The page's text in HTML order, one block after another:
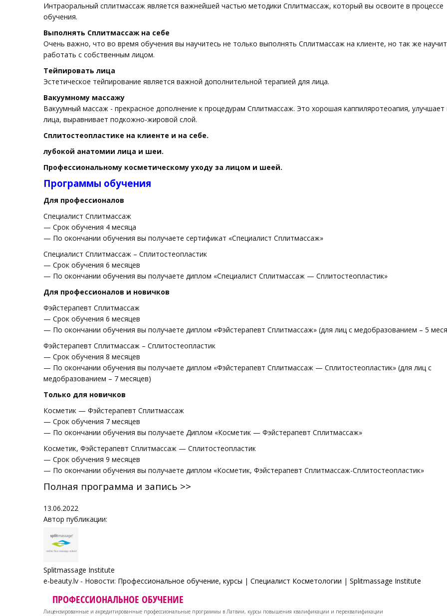
Интраоральный сплитмассаж является важнейшей частью методики Сплитмассаж, который вы освоите в процессе
обучения.
Выполнять Сплитмассаж на себе
Очень важно, что во время обучения вы научитесь не только выполнять Сплитмассаж на клиенте, но так же
работать с собственным лицом.
Тейпировать лица
Эстетическое тейпирование является важной дополнительной терапией для лица.
Вакуумному массажу
Вакуумный массаж - прекрасное дополнение к процедурам Сплитмассаж. Это хорошая каппиляротеоапия, улучшает
лица, выравнивает подкожно-жировой слой.
Сплитостеопластике на клиенте и на себе.
лубокой анатомии лица и шеи.
Профессиональному косметическому уходу за лицом и шеей.
Программы обучения
Для профессионалов
Специалист Сплитмассаж
— Срок обучения 4 месяца
— По окончании обучения вы получаете сертификат «Специалист Сплитмассаж»
Специалист Сплитмассаж – Сплитостеопластик
— Срок обучения 6 месяцев
— По окончании обучения вы получаете диплом «Специалист Сплитмассаж — Сплитостеопластик»
Для профессионалов и новичков
Фэйстерапевт Сплитмассаж
— Срок обучения 6 месяцев
— По окончании обучения вы получаете диплом «Фэйстерапевт Сплитмассаж» (для лиц с медобразованием – 5
Фэйстерапевт Сплитмассаж – Сплитостеопластик
— Срок обучения 8 месяцев
— По окончании обучения вы получаете диплом «Фэйстерапевт Сплитмассаж — Сплитостеопластик» (для лиц с
медобразованием – 7 месяцев)
Только для новичков
Косметик — Фэйстерапевт Сплитмассаж
— Срок обучения 7 месяцев
— По окончании обучения вы получаете Диплом «Косметик — Фэйстерапевт Сплитмассаж»
Косметик, Фэйстерапевт Сплитмассаж — Сплитостеопластик
— Срок обучения 9 месяцев
— По окончании обучения вы получаете диплом «Косметик, Фэйстерапевт Сплитмассаж-Сплитостеопластик»
Полная программа и запись >>
13.06.2022
Автор публикации:
Splitmassage Institute
e-beauty.lv - Новости: Профессиональное обучение, курсы | Специалист Косметологии | Splitmassage Institute
ПРОФЕССИОНАЛЬНОЕ ОБУЧЕНИЕ
Лицензированные и акредитированные профессиональные программы в Латвии, курсы повышения квалификации и переквалификации